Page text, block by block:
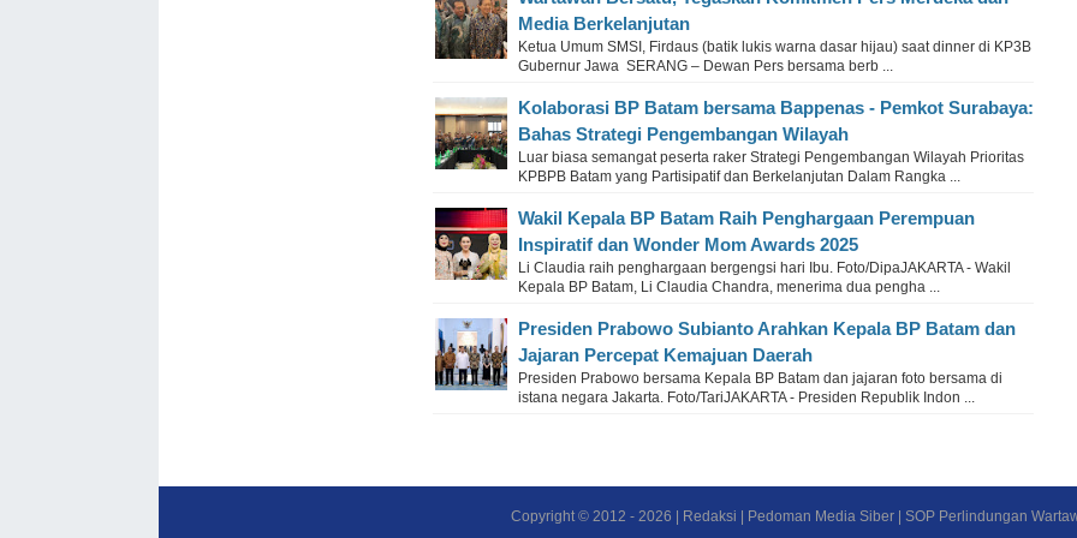
Media Berkelanjutan
Ketua Umum SMSI, Firdaus (batik lukis warna dasar hijau) saat dinner di KP3B
Gubernur Jawa SERANG – Dewan Pers bersama berb ...
Kolaborasi BP Batam bersama Bappenas - Pemkot Surabaya:
Bahas Strategi Pengembangan Wilayah
Luar biasa semangat peserta raker Strategi Pengembangan Wilayah Prioritas
KPBPB Batam yang Partisipatif dan Berkelanjutan Dalam Rangka ...
Wakil Kepala BP Batam Raih Penghargaan Perempuan
Inspiratif dan Wonder Mom Awards 2025
Li Claudia raih penghargaan bergengsi hari Ibu. Foto/DipaJAKARTA - Wakil
Kepala BP Batam, Li Claudia Chandra, menerima dua pengha ...
Presiden Prabowo Subianto Arahkan Kepala BP Batam dan
Jajaran Percepat Kemajuan Daerah
Presiden Prabowo bersama Kepala BP Batam dan jajaran foto bersama di
istana negara Jakarta. Foto/TariJAKARTA - Presiden Republik Indon ...
Copyright © 2012 - 2026 | Redaksi | Pedoman Media Siber | SOP Perlindungan